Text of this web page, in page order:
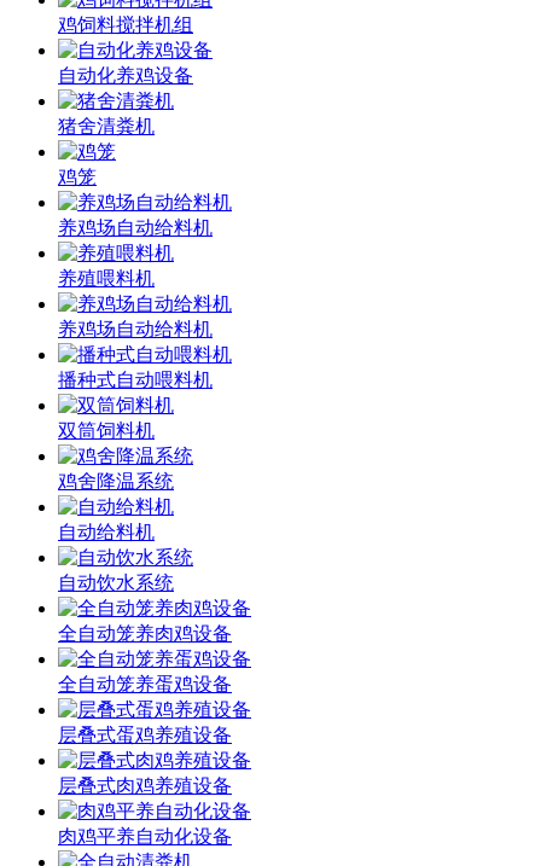
鸡饲料搅拌机组
自动化养鸡设备
猪舍清粪机
鸡笼
养鸡场自动给料机
养殖喂料机
养鸡场自动给料机
播种式自动喂料机
双筒饲料机
鸡舍降温系统
自动给料机
自动饮水系统
全自动笼养肉鸡设备
全自动笼养蛋鸡设备
层叠式蛋鸡养殖设备
层叠式肉鸡养殖设备
肉鸡平养自动化设备